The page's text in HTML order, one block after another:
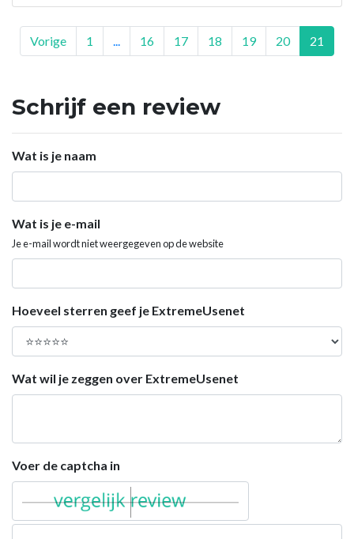
Vorige 1 16 17 18 19 20 21
Schrijf een review
Wat is je naam
Wat is je e-mail
Je e-mail wordt niet weergegeven op de website
Hoeveel sterren geef je ExtremeUsenet
Wat wil je zeggen over ExtremeUsenet
Voer de captcha in